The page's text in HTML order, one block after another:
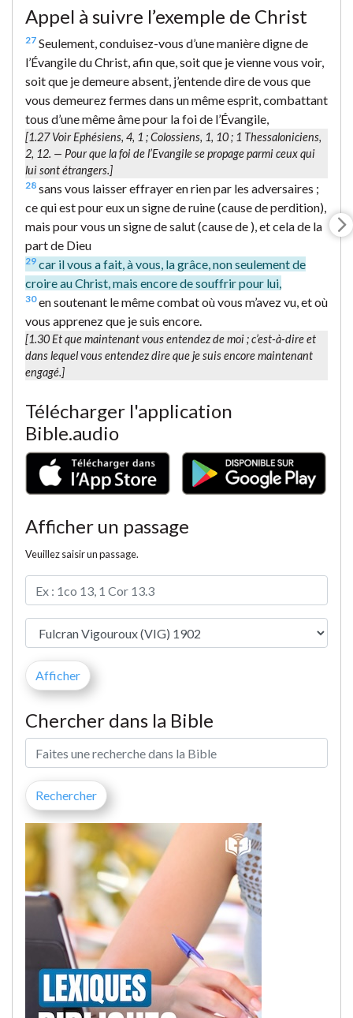
Appel à suivre l’exemple de Christ
27 Seulement, conduisez-vous d’une manière digne de
l’Évangile du Christ, afin que, soit que je vienne vous voir,
soit que je demeure absent, j’entende dire de vous que
vous demeurez fermes dans un même esprit, combattant
tous d’une même âme pour la foi de l’Évangile,
[1.27 Voir Ephésiens, 4, 1 ; Colossiens, 1, 10 ; 1 Thessaloniciens,
2, 12. — Pour que la foi de l’Evangilese propage parmi ceux qui
lui sont étrangers.]
28 sans vous laisser effrayer en rien par les adversaires ;
ce qui est pour eux un signe de ruine (cause de perdition),
mais pour vous un signe de salut (cause de ), et cela de la
part de Dieu
29 car il vous a fait, à vous, la grâce, non seulement de
croire au Christ, mais encore de souffrir pour lui,
30en soutenant le même combat où vous m’avez vu, et où
vous apprenez que je suis encore.
[1.30Et que maintenant vous entendez de moi; c’est-à-dire et
dans lequel vous entendez dire que je suis encore maintenant
engagé.]
Télécharger l'application
Bible.audio
Afficher un passage
Veuillez saisir un passage.
Chercher dans la Bible